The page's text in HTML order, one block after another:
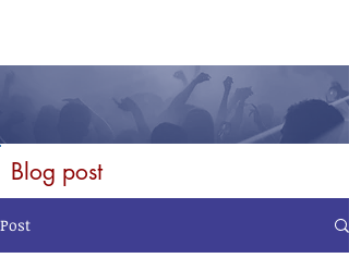
Blog post
Post